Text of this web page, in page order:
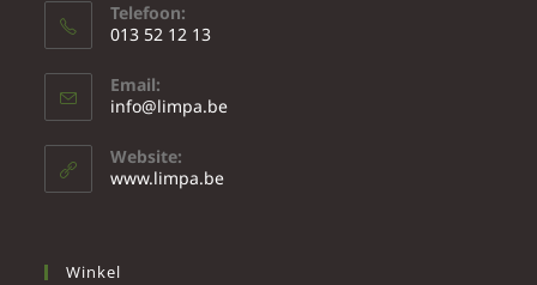
Telefoon:
013 52 12 13
Email:
info@limpa.be
Website:
www.limpa.be
Winkel